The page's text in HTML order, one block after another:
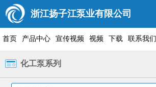
浙江扬子江泵业有限公司
首页 产品中心 宣传视频 视频 下载 联系我们
化工泵系列